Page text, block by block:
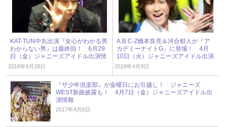
KAT-TUN中丸出演『女心がわかる男
わからない男』は最終回！ 6月29
日（金）ジャニーズアイドル出演情
報
2018年6月28日
A.B.C-Z橋本良亮＆河合郁人が『ア
カデミーナイトG』に登場！ 4月
10日（火）ジャニーズアイドル出演
情報
2018年4月9日
『ザ少年倶楽部』が金曜日にお引越し！ ジャニーズ
WEST新曲披露も！ 4月7日（金）ジャニーズアイドル出
演情報
2017年4月6日